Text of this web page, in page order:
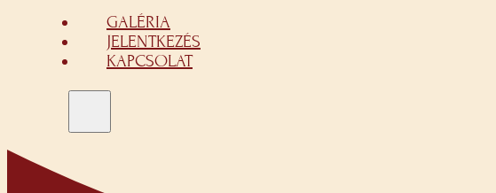
GALÉRIA
JELENTKEZÉS
KAPCSOLAT